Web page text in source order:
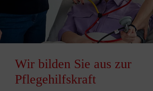
Wir bilden Sie aus zur
Pflegehilfskraft